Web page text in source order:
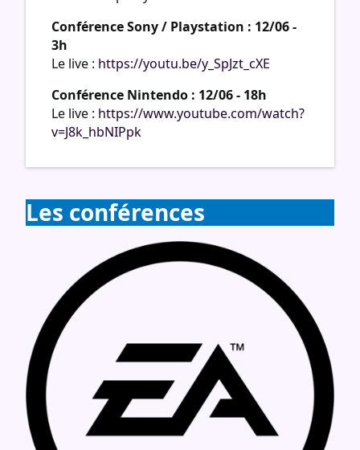
Conférence Sony / Playstation : 12/06 -
3h
Le live : https://youtu.be/y_SpJzt_cXE
Conférence Nintendo : 12/06 - 18h
Le live : https://www.youtube.com/watch?
v=J8k_hbNIPpk
Les conférences